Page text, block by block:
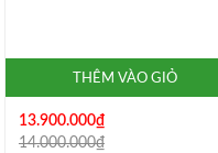
THÊM VÀO GIỎ
13.900.000₫
14.000.000₫